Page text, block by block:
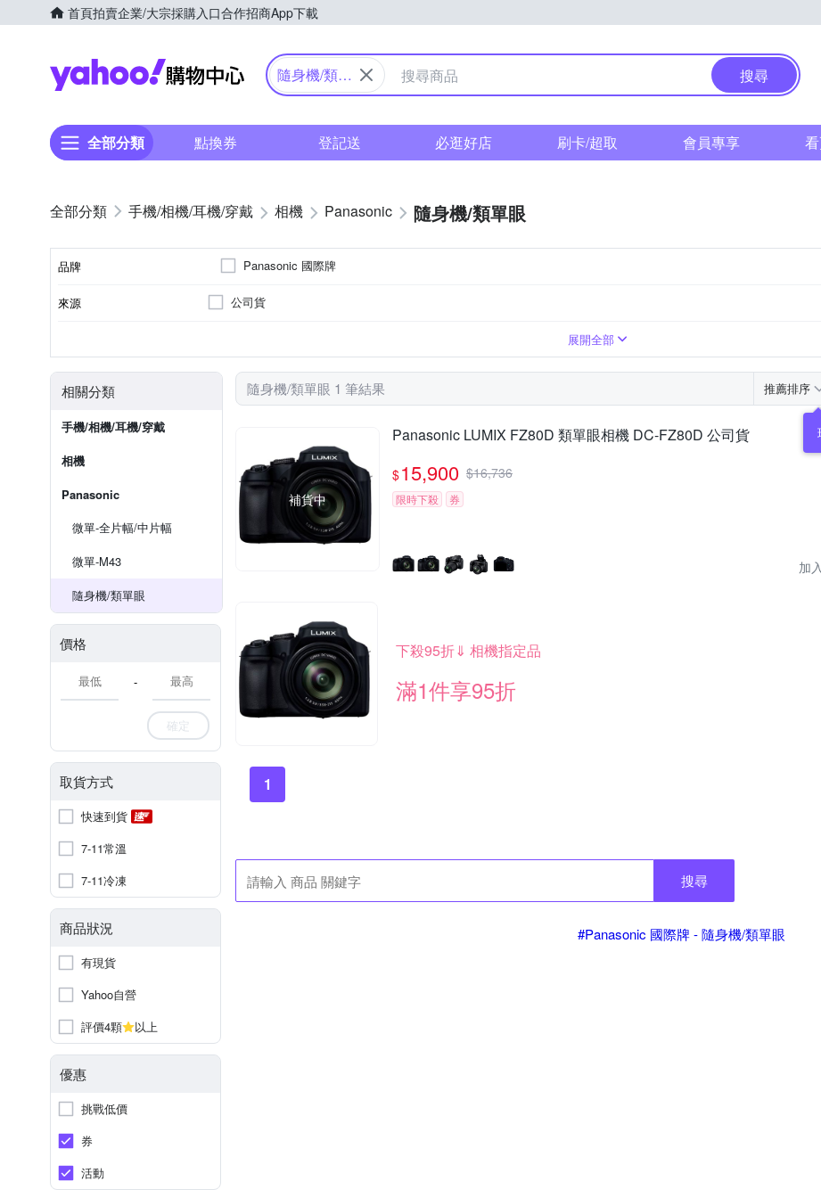
首頁拍賣企業/大宗採購入口合作招商App下載
Yahoo購物中心
隨身機/類單
搜尋
全部分類 點換券 登記送 必逛好店 刷卡/超取 會員專享
手機/相機/耳機/穿戴 相機 Panasonic 隨身機/類單眼
品牌 Panasonic 國際牌
來源 公司貨
展開全部
相關分類
手機/相機/耳機/穿戴
相機
Panasonic
微單-全片幅/中片幅
微單-M43
隨身機/類單眼
價格
-
確定
取貨方式
快速到貨
7-11常溫
7-11冷凍
商品狀況
有現貨
Yahoo自營
評價4顆
以上
優惠
挑戰低價
券
活動
隨身機/類單眼 1 筆結果 推薦排序
補貨中
Panasonic LUMIX FZ80D 類單眼相機 DC-FZ80D 公司貨
$15,900 $16,736
限時下殺 券
加
下殺95折⇓ 相機指定品
滿1件享95折
1
搜尋
#Panasonic 國際牌 - 隨身機/類單眼